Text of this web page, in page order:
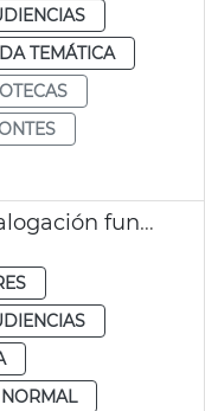
TEMÁTICA
JGL Aprobación beca catalogación fundes Hemeroteca y Biblioteca Histórica València
NORMAL